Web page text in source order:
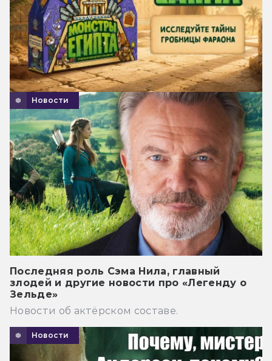
Новости
Последняя роль Сэма Нила, главный
злодей и другие новости про «Легенду о
Зельде»
Новости об актёрском составе.
Новости